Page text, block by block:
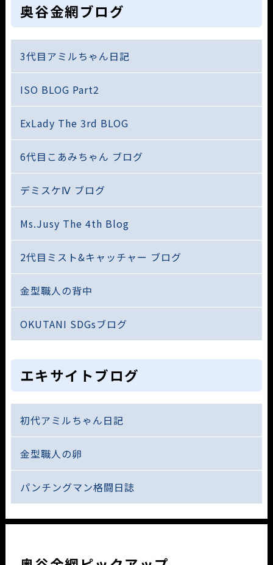
奥谷金網ブログ
3代目アミルちゃん日記
ISO BLOG Part2
ExLady The 3rd BLOG
6代目こあみちゃん ブログ
デミスケⅣ ブログ
Ms.Jusy The 4th Blog
2代目ミスト&キャッチャー ブログ
金型職人の背中
OKUTANI SDGsブログ
エキサイトブログ
初代アミルちゃん日記
金型職人の卵
パンチングマン格闘日誌